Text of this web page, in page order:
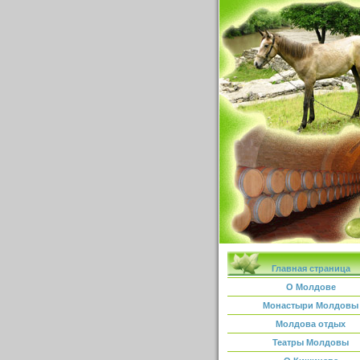
Главная страница
О Молдове
Монастыри Молдовы
Молдова отдых
Театры Молдовы